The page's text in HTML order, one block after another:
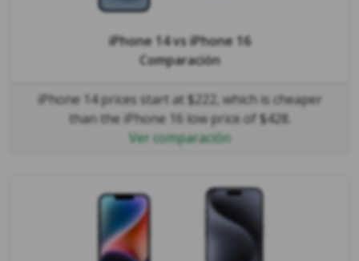
iPhone 14vsiPhone 16
Comparación
iPhone 14 prices start at $222, which is cheaper
than the iPhone 16 low price of $428.
Ver comparación